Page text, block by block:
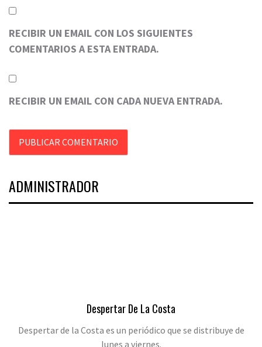
RECIBIR UN EMAIL CON LOS SIGUIENTES
COMENTARIOS A ESTA ENTRADA.
RECIBIR UN EMAIL CON CADA NUEVA ENTRADA.
ADMINISTRADOR
Despertar De La Costa
Despertar de la Costa es un periódico que se distribuye de
lunes a viernes.